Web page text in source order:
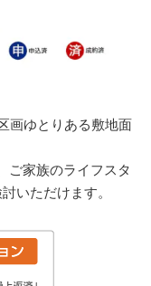
画ゆとりある敷地面
ご家族のライフスタ
いただけます。